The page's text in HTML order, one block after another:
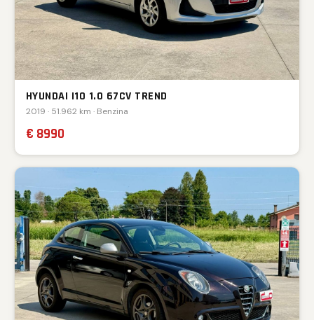
HYUNDAI I10 1.0 67CV TREND
2019 · 51.962 km · Benzina
€ 8990